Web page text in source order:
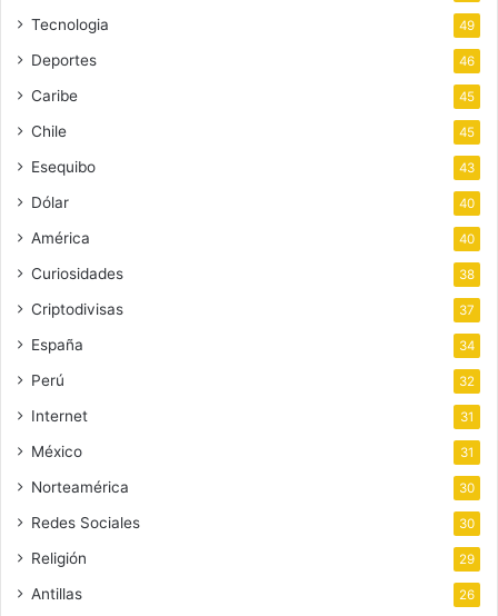
Tecnologia 49
Deportes 46
Caribe 45
Chile 45
Esequibo 43
Dólar 40
América 40
Curiosidades 38
Criptodivisas 37
España 34
Perú 32
Internet 31
México 31
Norteamérica 30
Redes Sociales 30
Religión 29
Antillas 26